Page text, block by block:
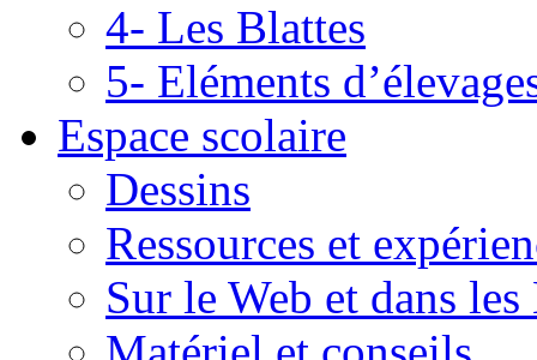
4- Les Blattes
5- Eléments
Espace scolaire
Dessins
Ressources et
Sur le Web et dans